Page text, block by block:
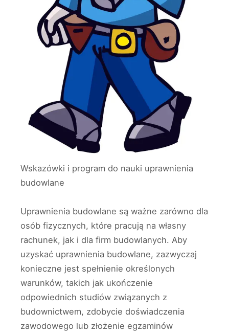
Wskazówki i program do nauki uprawnienia
budowlane
Uprawnienia budowlane są ważne zarówno dla
osób fizycznych, które pracują na własny
rachunek, jak i dla firm budowlanych. Aby
uzyskać uprawnienia budowlane, zazwyczaj
konieczne jest spełnienie określonych
warunków, takich jak ukończenie
odpowiednich studiów związanych z
budownictwem, zdobycie doświadczenia
zawodowego lub złożenie egzaminów